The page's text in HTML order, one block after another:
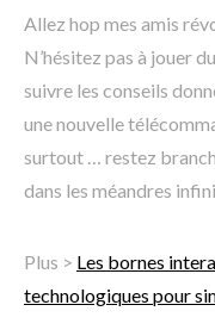
Allez hop mes amis
N’hésitez pas à jouer
suivre les conseils
une nouvelle
surtout … restez
dans les méandres
Plus > Les bornes
technologiques pour